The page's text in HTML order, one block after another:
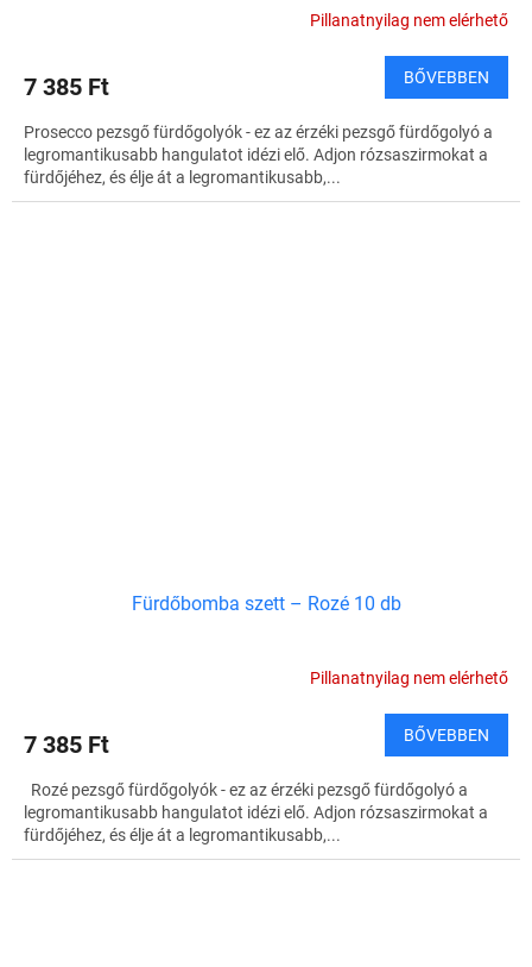
Pillanatnyilag nem elérhető
7 385 Ft BŐVEBBEN
Prosecco pezsgő fürdőgolyók - ez az érzéki pezsgő fürdőgolyó a
legromantikusabb hangulatot idézi elő. Adjon rózsaszirmokat a
fürdőjéhez, és élje át a legromantikusabb,...
Fürdőbomba szett – Rozé 10 db
Pillanatnyilag nem elérhető
7 385 Ft BŐVEBBEN
Rozé pezsgő fürdőgolyók - ez az érzéki pezsgő fürdőgolyó a
legromantikusabb hangulatot idézi elő. Adjon rózsaszirmokat a
fürdőjéhez, és élje át a legromantikusabb,...